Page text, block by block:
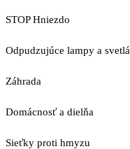
STOP Hniezdo
Odpudzujúce lampy a svetlá
Záhrada
Domácnosť a dielňa
Sieťky proti hmyzu